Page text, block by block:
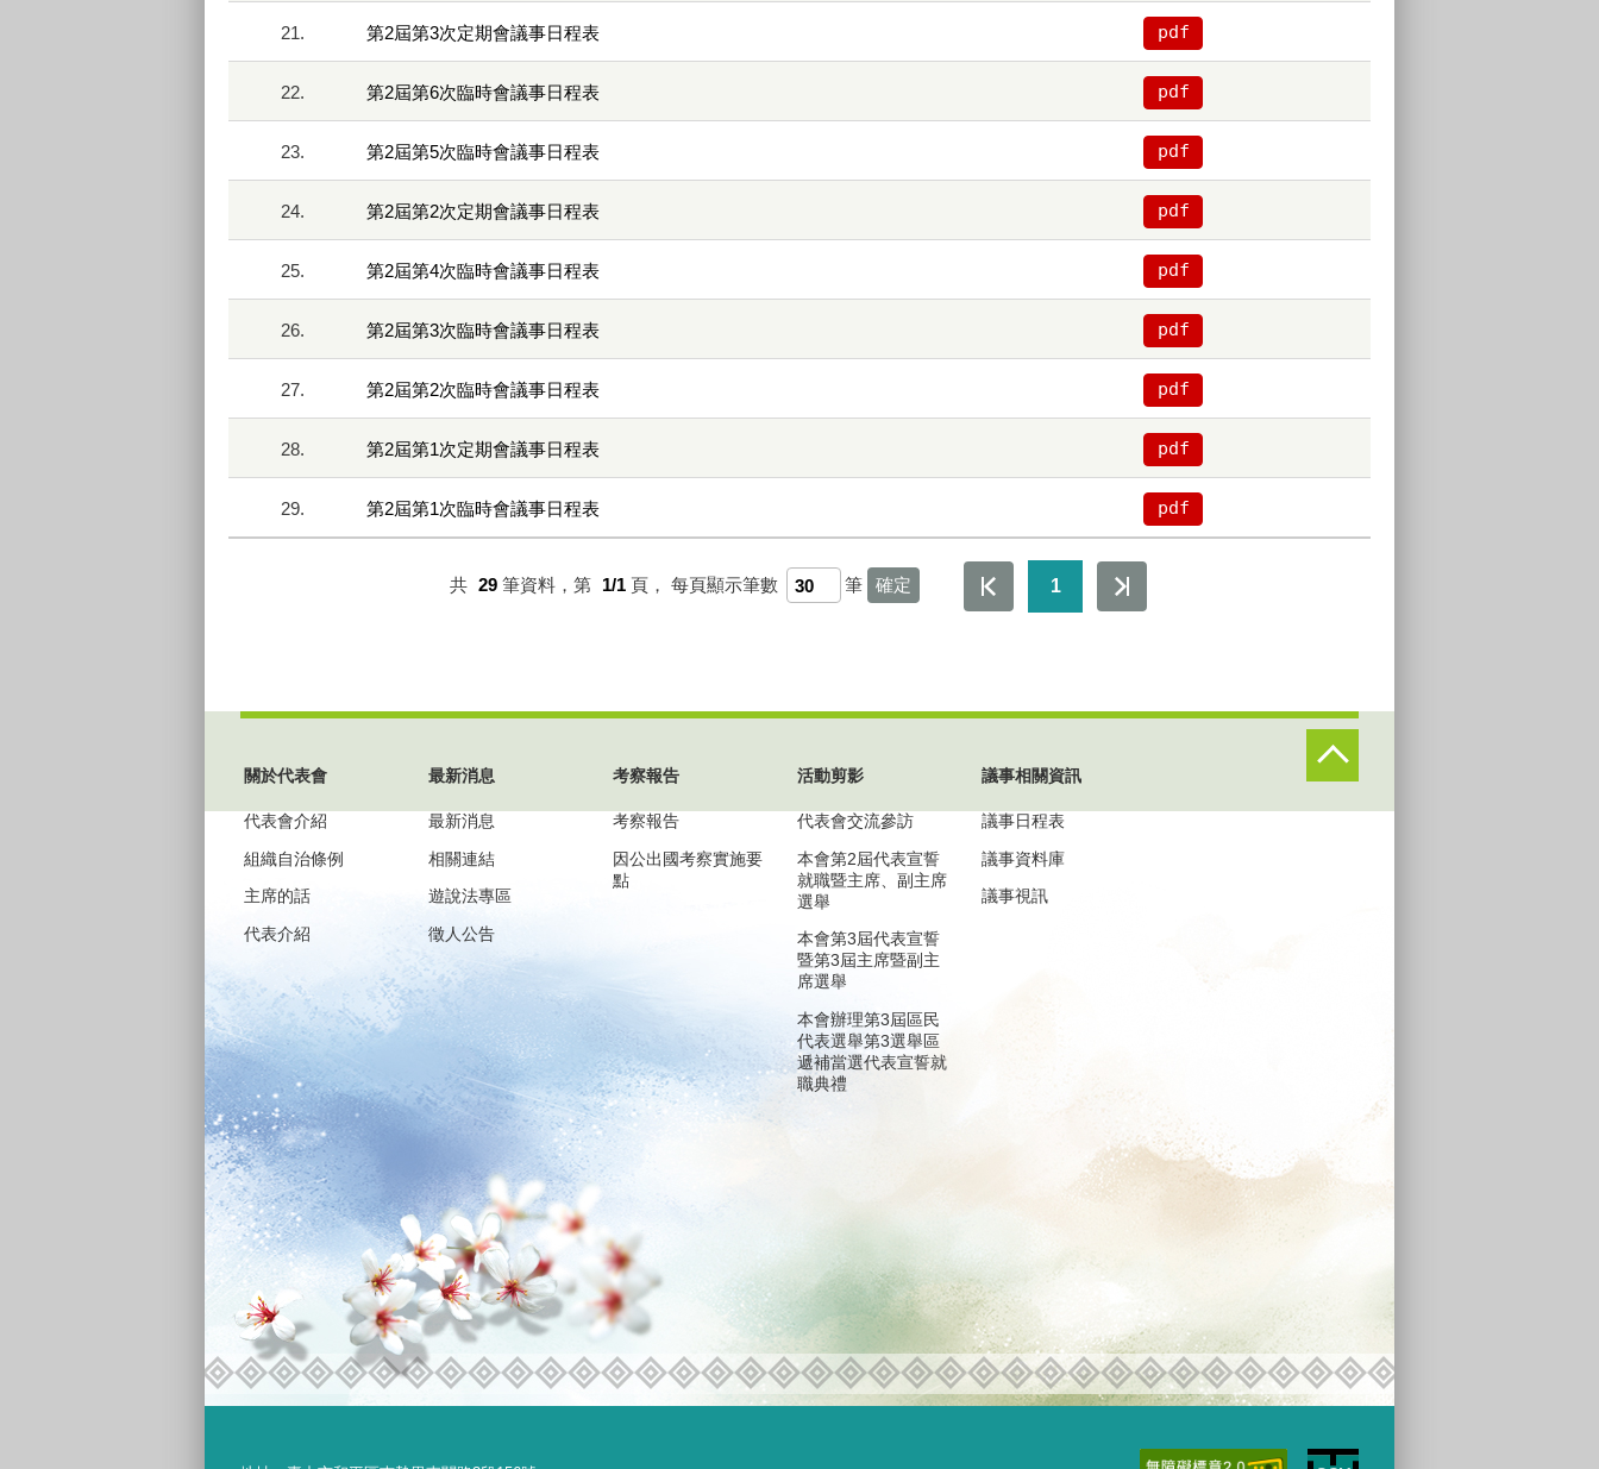
21. 第2屆第3次定期會議事日程表 pdf
22. 第2屆第6次臨時會議事日程表 pdf
23. 第2屆第5次臨時會議事日程表 pdf
24. 第2屆第2次定期會議事日程表 pdf
25. 第2屆第4次臨時會議事日程表 pdf
26. 第2屆第3次臨時會議事日程表 pdf
27. 第2屆第2次臨時會議事日程表 pdf
28. 第2屆第1次定期會議事日程表 pdf
29. 第2屆第1次臨時會議事日程表 pdf
共 29 筆資料，第 1/1 頁， 每頁顯示筆數 筆 1
關於代表會
代表會介紹
組織自治條例
主席的話
代表介紹
最新消息
最新消息
相關連結
遊說法專區
徵人公告
考察報告
考察報告
因公出國考察實施要
點
活動剪影
代表會交流參訪
本會第2屆代表宣誓
就職暨主席、副主席
選舉
本會第3屆代表宣誓
暨第3屆主席暨副主
席選舉
本會辦理第3屆區民
代表選舉第3選舉區
遞補當選代表宣誓就
職典禮
議事相關資訊
議事日程表
議事資料庫
議事視訊